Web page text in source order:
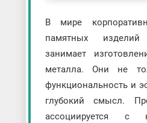
В мире
памятных
занимает
металла. Они не
функциональность и
глубокий смысл.
ассоциируется с